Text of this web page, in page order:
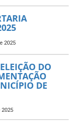
2025
DO
DE